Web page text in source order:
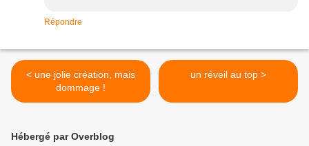
Répondre
< une jolie création, mais
dommage !
un réveil au top >
Hébergé par Overblog